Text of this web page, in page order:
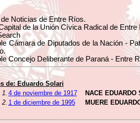
Noticias de Entre Ríos.
de la Unión Cívica Radical de Entre
Cámara de Diputados de la Nación -
Concejo Deliberante de Paraná - Entre
de: Eduardo Solari
1. 4 de noviembre de 1917
NACE EDUARDO
2. 1 de diciembre de 1995 MUERE